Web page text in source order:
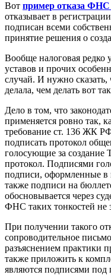
Вот пример отказа ФНС
отказывает в
подписан всеми
принятие решения о
Вообще налоговая редко
уставов и прочих
случай. И нужно сказать,
делала, чем делать вот
Дело в том, что
применяется ровно так,
требование ст. 136 ЖК
подписать протокол
голосующие за создание
протокол. Подписями
подписи, оформленные в
также подписи на
обосновывается через
ФНС таких тонкостей не
При получении такого
сопроводительное
разъяснением практики
также приложить к
являются подписями под